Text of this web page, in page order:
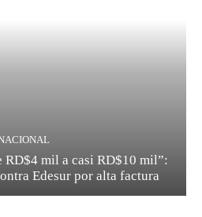
RD$4 mil a casi RD$10 mil”:
Edesur por alta factura